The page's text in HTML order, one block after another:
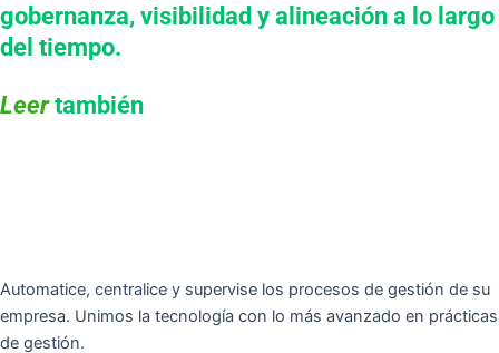
gobernanza, visibilidad y alineación a lo largo
del tiempo.
Leertambién
Automatice, centralice y supervise los procesos de gestión de su
empresa. Unimos la tecnología con lo más avanzado en prácticas
de gestión.